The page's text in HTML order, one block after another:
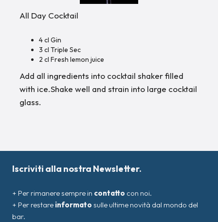
All Day Cocktail
4 cl Gin
3 cl Triple Sec
2 cl Fresh lemon juice
Add all ingredients into cocktail shaker filled
with ice.Shake well and strain into large cocktail
glass.
Iscriviti alla nostra Newsletter.
+ Per rimanere sempre in contatto con noi.
+ Per restare informato sulle ultime novità dal mondo del
bar.